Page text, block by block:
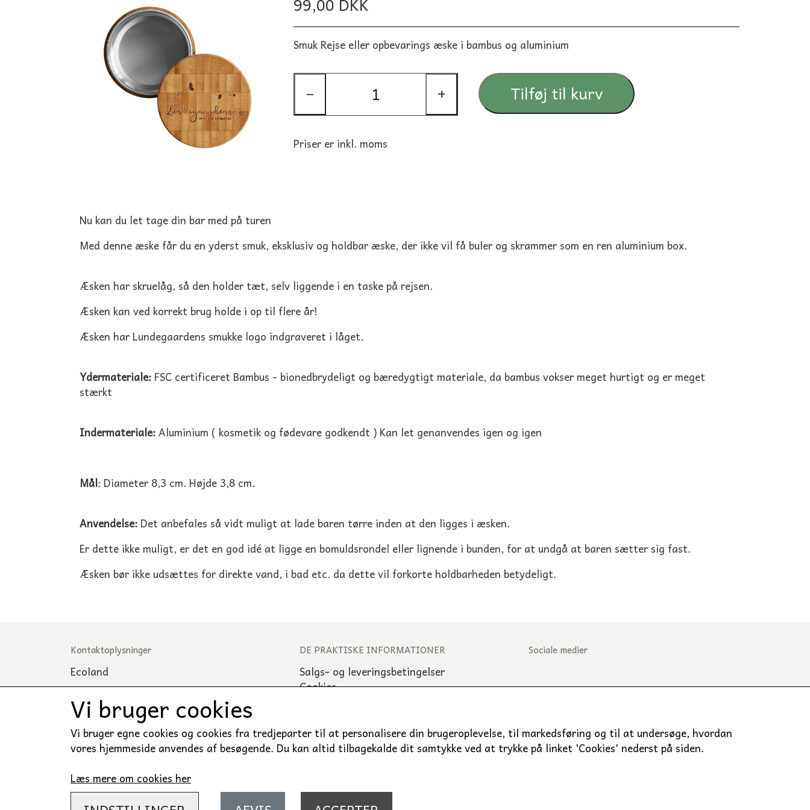
BØRNE TALLERKENER
SUTTER OG TILBEHØR
KOPPER
TILBEHØR TIL DRIKKEDUNKE
HÅNDPLEJE OG HÅNDVASK
HÅNDSÆBE
NEGLEBØRSER
SÆBESKÅLE OG OPBEVARING
HÅNDSÆBE
BY LOHN
BÜRSTENHAUS REDECKER
COCOON
ECOCOCONUT
GEORGANICS
LUNDEGAARDENS
Smuk Rejse eller opbevarings æske i bambus og aluminium
− + Tilføj til kurv
Priser er inkl. moms
Nu kan du let tage din bar med på turen
Med denne æske får du en yderst smuk, eksklusiv og holdbar æske, der ikke vil få buler og skrammer som en ren aluminium box.
Æsken har skruelåg, så den holder tæt, selv liggende i en taske på rejsen.
Æsken kan ved korrekt brug holde i op til flere år!
Æsken har Lundegaardens smukke logo indgraveret i låget.
Ydermateriale: FSC certificeret Bambus - bionedbrydeligt og bæredygtigt materiale, da bambus vokser meget hurtigt og er meget
stærkt
Indermateriale:Aluminium ( kosmetik og fødevare godkendt ) Kan let genanvendes igen og igen
Mål: Diameter 8,3 cm. Højde 3,8 cm.
Anvendelse: Det anbefales så vidt muligt at lade baren tørre inden at den ligges i æsken.
Er dette ikke muligt, er det en god idé at ligge en bomuldsrondel eller lignende i bunden, for at undgå at baren sætter sig fast.
Æsken bør ikke udsættes for direkte vand, i bad etc. da dette vil forkorte holdbarheden betydeligt.
Kontaktoplysninger
Ecoland
Stejlhøj 26
4400 Kalundborg
CVR: 40472878
Mail: Ordre@eco-land.dk
DE PRAKTISKE INFORMATIONER
Salgs- og leveringsbetingelser
Cookies
Kunde login
Sociale medier
Vi bruger cookies
Vi bruger egne cookies og cookies fra tredjeparter til at personalisere din brugeroplevelse, til markedsføring og til at undersøge, hvordan
vores hjemmeside anvendes af besøgende. Du kan altid tilbagekalde dit samtykke ved at trykke på linket 'Cookies' nederst på siden.
Læs mere om cookies her